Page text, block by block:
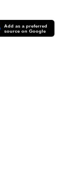
Add as a preferred
source on Google